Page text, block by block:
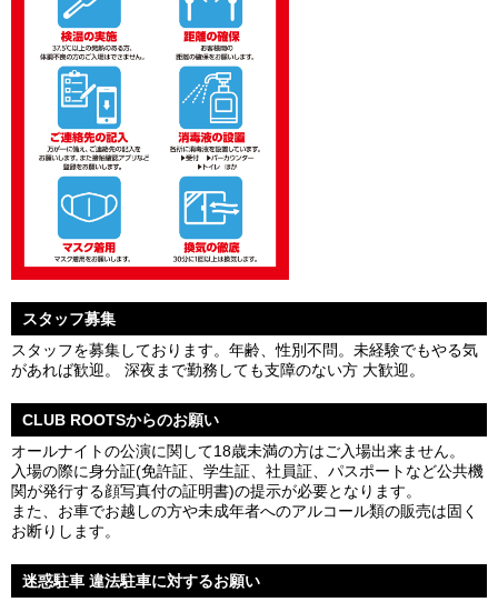
スタッフ募集
スタッフを募集しております。年齢、性別不問。未経験でもやる気
があれば歓迎。 深夜まで勤務しても支障のない方 大歓迎。
CLUB ROOTSからのお願い
オールナイトの公演に関して18歳未満の方はご入場出来ません。
入場の際に身分証(免許証、学生証、社員証、パスポートなど公共機
関が発行する顔写真付の証明書)の提示が必要となります。
また、お車でお越しの方や未成年者へのアルコール類の販売は固く
お断りします。
迷惑駐車 違法駐車に対するお願い